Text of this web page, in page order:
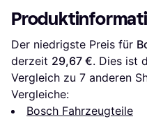
Der niedrigste Preis für
derzeit 29,67 €. Dies ist
Vergleich zu 7 anderen
Vergleiche:
Bosch Fahrzeugteile